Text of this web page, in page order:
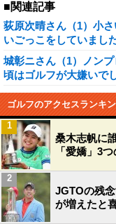
■関連記事
荻原次晴さん（1）小
いごっこをしていまし
城彰ニさん（1）ノン
頃はゴルフが大嫌いで
ゴルフのアクセスランキ
桑木志帆に
「愛嬌」3
1
JGTOの残
が増えたと
2